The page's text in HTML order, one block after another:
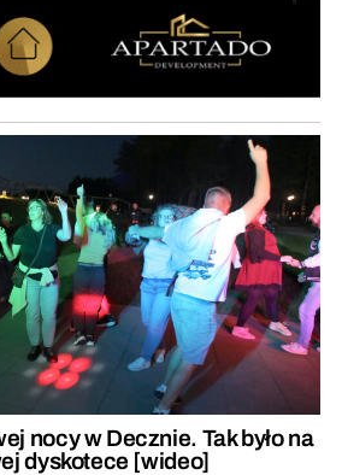
nocy w Decznie. Tak było na
dyskotece [wideo]